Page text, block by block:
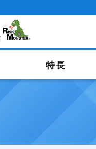
特長